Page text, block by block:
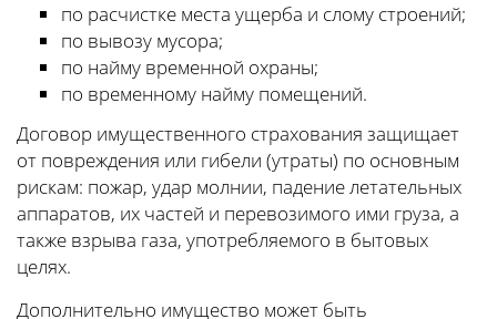
по расчистке места ущерба и слому строений;
по вывозу мусора;
по найму временной охраны;
по временному найму помещений.
Договор имущественного страхования защищает
от повреждения или гибели (утраты) по основным
рискам: пожар, удар молнии, падение летательных
аппаратов, их частей и перевозимого ими груза, а
также взрыва газа, употребляемого в бытовых
целях.
Дополнительно имущество может быть